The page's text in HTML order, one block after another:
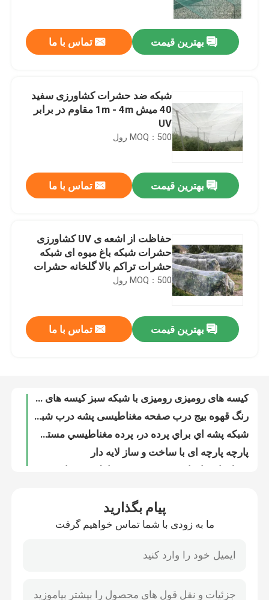
خانه
محصولات
دربارهی ما
تماس با ما
درخواست نقل قول
پرده درب با شبکه مغناطیسی
صفحه نمایش پرواز پنجره
شبکه سایه PE
بهترین قیمت تماس با ما
شبکه ضد حشرات کشاورزی سفید
40 میش 1m - 4m مقاوم در برابر
UV
MOQ：500 رول
بهترین قیمت تماس با ما
حفاظت از اشعه ی UV کشاورزی
حشرات شبکه باغ میوه ای شبکه
حشرات تراکم بالا گلخانه حشرات
شبکه
MOQ：500 رول
بهترین قیمت تماس با ما
فصل تابستان از پرده ضد پشه مغناطیسی برای درب و پنجره استفاده کنید
کیسه های تنفس پذیر پی ای میش با پارچه
شبکه حشرات ضد اشعه ی UV سفید، 1 تا 4 متر عرض، 50 میش شبکه حشرات گلخانه ای
پارچه ای از پلاستیک با هدف های مختلف
پیام بگذارید
ما به زودی با شما تماس خواهیم گرفت